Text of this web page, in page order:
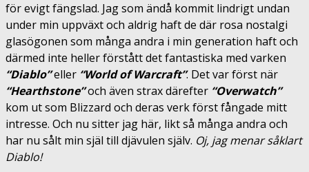
för evigt fängslad. Jag som ändå kommit lindrigt undan
under min uppväxt och aldrig haft de där rosa nostalgi
glasögonen som många andra i min generation haft och
därmed inte heller förstått det fantastiska med varken
“Diablo”eller “World of Warcraft”. Det var först när
“Hearthstone”och även strax därefter “Overwatch”
kom ut som Blizzard och deras verk först fångade mitt
intresse. Och nu sitter jag här, likt så många andra och
har nu sålt min själ till djävulen själv. Oj, jag menar såklart
Diablo!